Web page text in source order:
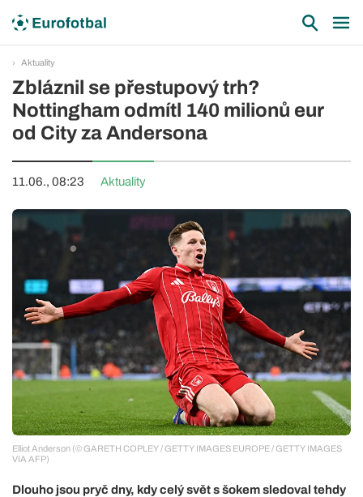
Aktuality
Zbláznil se přestupový trh?
Nottingham odmítl 140 milionů eur
od City za Andersona
11.06., 08:23 Aktuality
Elliot Anderson (© GARETH COPLEY / GETTY IMAGES EUROPE / GETTY IMAGES
VIA AFP)
Dlouho jsou pryč dny, kdy celý svět s šokem sledoval tehdy